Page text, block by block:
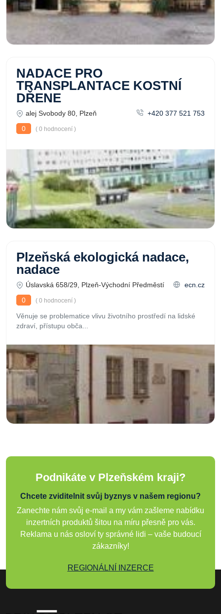
NADACE PRO
TRANSPLANTACE KOSTNÍ
DŘENE
alej Svobody 80, Plzeň
+420 377 521 753
0
( 0 hodnocení )
Plzeňská ekologická nadace,
nadace
Úslavská 658/29, Plzeň-Východní Předměstí
ecn.cz
0
( 0 hodnocení )
Věnuje se problematice vlivu životního prostředí na lidské
zdraví, přístupu obča...
Podnikáte v Plzeňském kraji?
Chcete zviditelnit svůj byznys v našem regionu?
Zanechte nám svůj e-mail a my vám zašleme nabídku
inzertních produktů šitou na míru přesně pro vás.
Reklama u nás osloví ty správné lidi – vaše budoucí
zákazníky!
REGIONÁLNÍ INZERCE